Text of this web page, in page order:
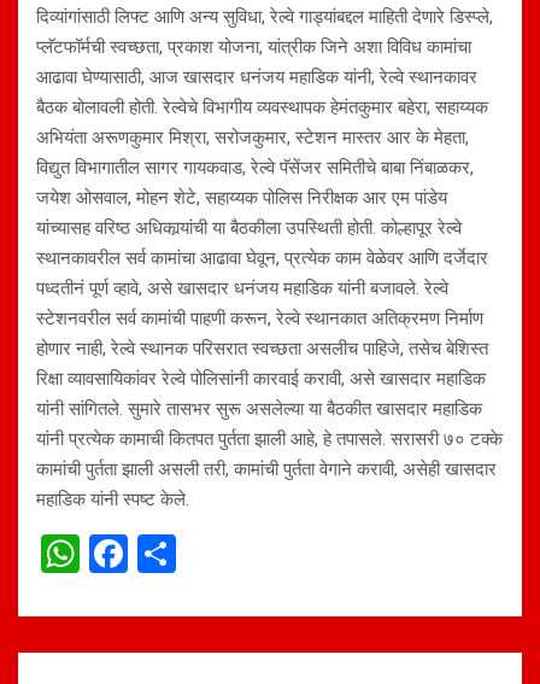
दिव्यांगांसाठी लिफ्ट आणि अन्य सुविधा, रेल्वे गाड्यांबद्दल माहिती देणारे डिस्प्ले,
प्लॅटफॉर्मची स्वच्छता, प्रकाश योजना, यांत्रीक जिने अशा विविध कामांचा
आढावा घेण्यासाठी, आज खासदार धनंजय महाडिक यांनी, रेल्वे स्थानकावर
बैठक बोलावली होती. रेल्वेचे विभागीय व्यवस्थापक हेमंतकुमार बहेरा, सहाय्यक
अभियंता अरूणकुमार मिश्रा, सरोजकुमार, स्टेशन मास्तर आर के मेहता,
विद्युत विभागातील सागर गायकवाड, रेल्वे पॅसेंजर समितीचे बाबा निंबाळकर,
जयेश ओसवाल, मोहन शेटे, सहाय्यक पोलिस निरीक्षक आर एम पांडेय
यांच्यासह वरिष्ठ अधिकार्‍यांची या बैठकीला उपस्थिती होती. कोल्हापूर रेल्वे
स्थानकावरील सर्व कामांचा आढावा घेवून, प्रत्येक काम वेळेवर आणि दर्जेदार
पध्दतीनं पूर्ण व्हावे, असे खासदार धनंजय महाडिक यांनी बजावले. रेल्वे
स्टेशनवरील सर्व कामांची पाहणी करून, रेल्वे स्थानकात अतिक्रमण निर्माण
होणार नाही, रेल्वे स्थानक परिसरात स्वच्छता असलीच पाहिजे, तसेच बेशिस्त
रिक्षा व्यावसायिकांवर रेल्वे पोलिसांनी कारवाई करावी, असे खासदार महाडिक
यांनी सांगितले. सुमारे तासभर सुरू असलेल्या या बैठकीत खासदार महाडिक
यांनी प्रत्येक कामाची कितपत पुर्तता झाली आहे, हे तपासले. सरासरी ७० टक्के
कामांची पुर्तता झाली असली तरी, कामांची पुर्तता वेगाने करावी, असेही खासदार
महाडिक यांनी स्पष्ट केले.
W
at
F
ce ar